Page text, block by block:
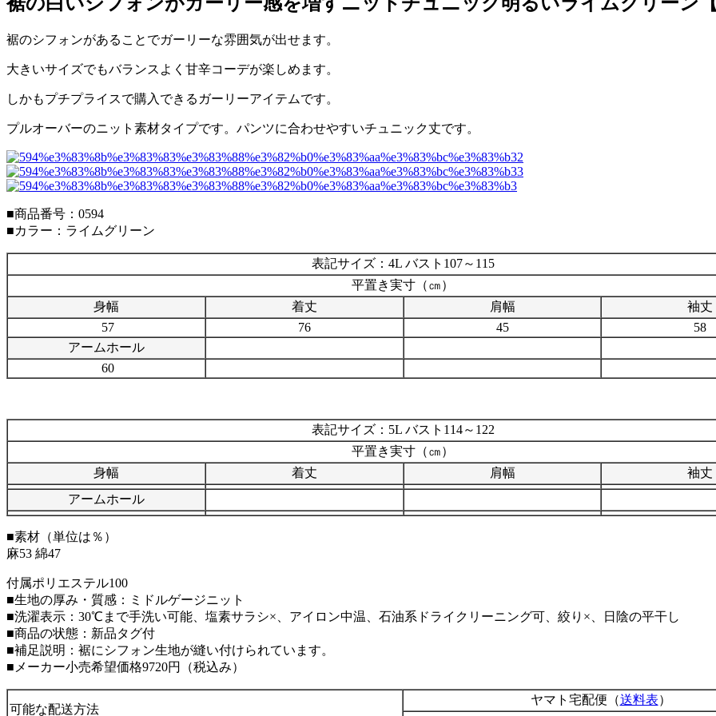
裾のシフォンがあることでガーリーな雰囲気が出せます。
大きいサイズでもバランスよく甘辛コーデが楽しめます。
しかもプチプライスで購入できるガーリーアイテムです。
プルオーバーのニット素材タイプです。パンツに合わせやすいチュニック丈です。
■商品番号：0594
■カラー：ライムグリーン
表記サイズ：4L バスト107～115
平置き実寸（㎝）
身幅
着丈 肩幅
袖丈
57
76 45
58
アームホール
60
表記サイズ：5L バスト114～122
平置き実寸（㎝）
身幅
着丈 肩幅
袖丈
アームホール
■素材（単位は％）
麻53 綿47
付属ポリエステル100
■生地の厚み・質感：ミドルゲージニット
■洗濯表示：30℃まで手洗い可能、塩素サラシ×、アイロン中温、石油系ドライクリーニング可、絞り×、日陰の平干し
■商品の状態：新品タグ付
■補足説明：裾にシフォン生地が縫い付けられています。
■メーカー小売希望価格9720円（税込み）
可能な配送方法
ヤマト宅配便（送料表）